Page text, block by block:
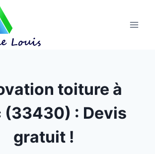
toiture à
(33430) : Devis
gratuit !